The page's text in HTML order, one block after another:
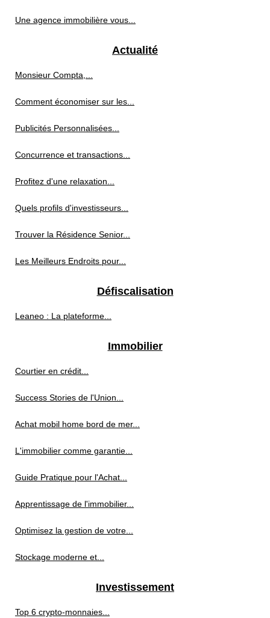
Une agence immobilière vous...
Actualité
Monsieur Compta,...
Comment économiser sur les...
Publicités Personnalisées...
Concurrence et transactions...
Profitez d'une relaxation...
Quels profils d'investisseurs...
Trouver la Résidence Senior...
Les Meilleurs Endroits pour...
Défiscalisation
Leaneo : La plateforme...
Immobilier
Courtier en crédit...
Success Stories de l'Union...
Achat mobil home bord de mer...
L'immobilier comme garantie...
Guide Pratique pour l'Achat...
Apprentissage de l'immobilier...
Optimisez la gestion de votre...
Stockage moderne et...
Investissement
Top 6 crypto-monnaies...